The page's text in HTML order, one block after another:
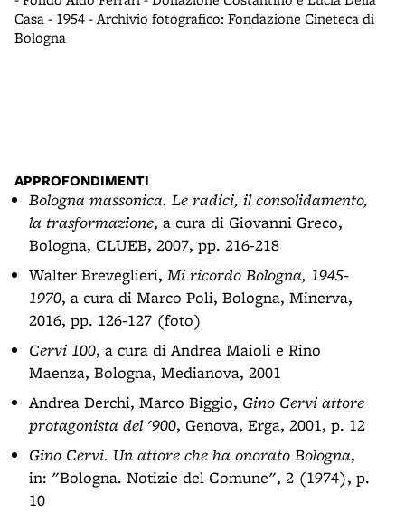
Casa - 1954 - Archivio fotografico: Fondazione Cineteca di
Bologna
APPROFONDIMENTI
Bologna massonica. Le radici, il consolidamento,
la trasformazione, a cura di Giovanni Greco,
Bologna, CLUEB, 2007, pp. 216-218
Walter Breveglieri, Mi ricordo Bologna, 1945-
1970, a cura di Marco Poli, Bologna, Minerva,
2016, pp. 126-127 (foto)
Cervi 100, a cura di Andrea Maioli e Rino
Maenza, Bologna, Medianova, 2001
Andrea Derchi, Marco Biggio, Gino Cervi attore
protagonista del '900, Genova, Erga, 2001, p. 12
Gino Cervi. Un attore che ha onorato Bologna,
in: "Bologna. Notizie del Comune", 2 (1974), p.
10